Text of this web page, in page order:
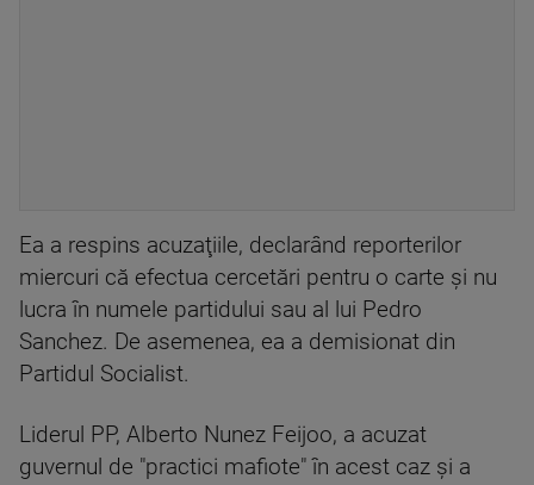
Ea a respins acuzaţiile, declarând reporterilor
miercuri că efectua cercetări pentru o carte şi nu
lucra în numele partidului sau al lui Pedro
Sanchez. De asemenea, ea a demisionat din
Partidul Socialist.
Liderul PP, Alberto Nunez Feijoo, a acuzat
guvernul de "practici mafiote" în acest caz şi a